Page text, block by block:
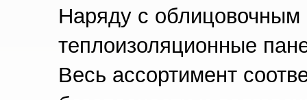
Наряду с
теплоизоляционные
Весь ассортимент